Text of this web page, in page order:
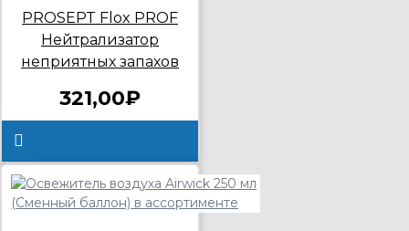
PROSEPT Flox PROF
Нейтрализатор
неприятных запахов
321,00₽